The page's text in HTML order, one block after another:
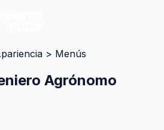
> Menús
Agrónomo